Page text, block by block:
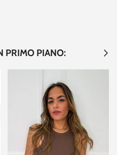
PRIMO PIANO: